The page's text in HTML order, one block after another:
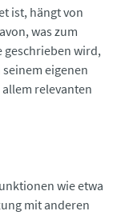
ist, hängt von
was zum
geschrieben wird,
eigenen
relevanten
wie etwa
mit anderen